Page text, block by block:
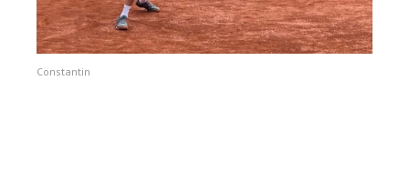
Constantin